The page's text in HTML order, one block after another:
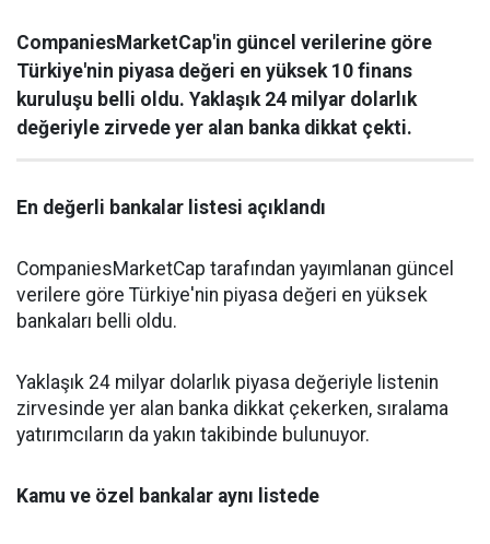
CompaniesMarketCap'in güncel verilerine göre
Türkiye'nin piyasa değeri en yüksek 10 finans
kuruluşu belli oldu. Yaklaşık 24 milyar dolarlık
değeriyle zirvede yer alan banka dikkat çekti.
En değerli bankalar listesi açıklandı
CompaniesMarketCap tarafından yayımlanan güncel
verilere göre Türkiye'nin piyasa değeri en yüksek
bankaları belli oldu.
Yaklaşık 24 milyar dolarlık piyasa değeriyle listenin
zirvesinde yer alan banka dikkat çekerken, sıralama
yatırımcıların da yakın takibinde bulunuyor.
Kamu ve özel bankalar aynı listede